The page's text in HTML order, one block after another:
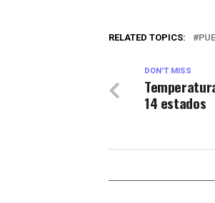
RELATED TOPICS:
DON'T MISS
14 estados